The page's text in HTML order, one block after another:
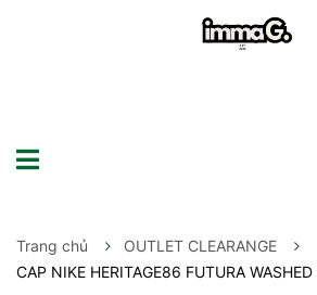
Trang chủ
OUTLET CLEARANGE
CAP NIKE HERITAGE86 FUTURA